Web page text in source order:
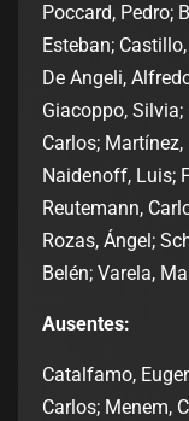
Poccard, Pedro;
Esteban;
De Angeli,
Giacoppo,
Carlos;
Naidenoff, Luis;
Reutemann,
Rozas, Ángel;
Belén; Varela,
Ausentes:
Catalfamo,
Carlos; Menem,